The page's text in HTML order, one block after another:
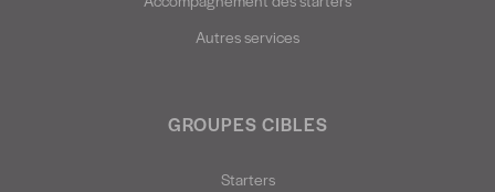
Autres services
GROUPES CIBLES
Starters